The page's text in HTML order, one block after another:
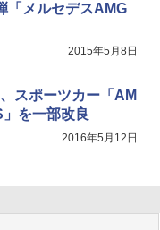
「メルセデスAMG
2015年5月8日
スポーツカー「AM
を一部改良
2016年5月12日